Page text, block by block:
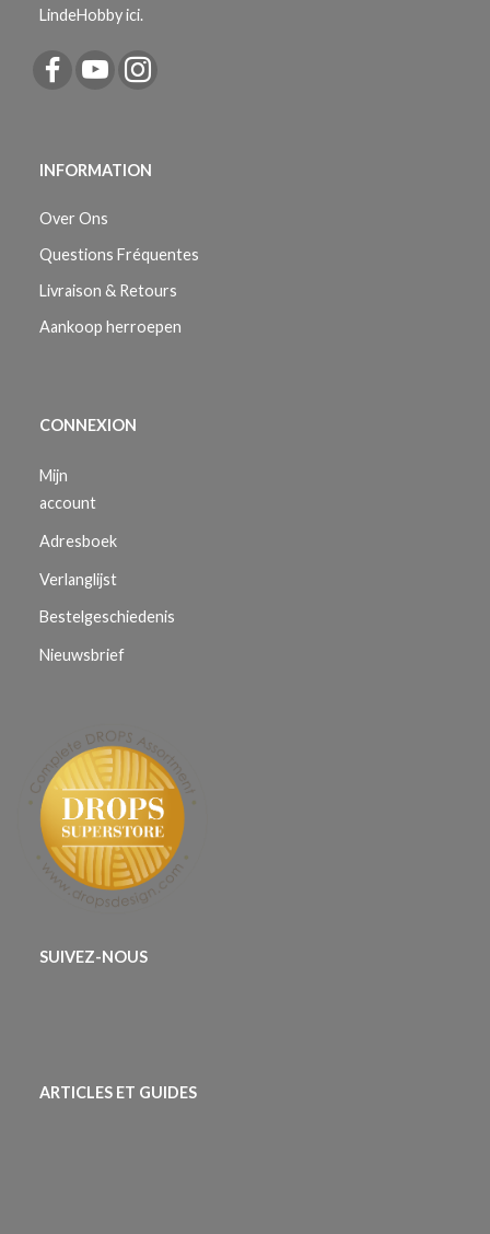
LindeHobby ici.
INFORMATION
Over Ons
Questions Fréquentes
Livraison & Retours
Aankoop herroepen
CONNEXION
Mijn
account
Adresboek
Verlanglijst
Bestelgeschiedenis
Nieuwsbrief
SUIVEZ-NOUS
ARTICLES ET GUIDES